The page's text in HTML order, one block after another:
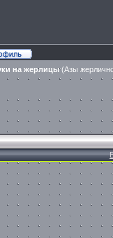
на жерлицы (Азы